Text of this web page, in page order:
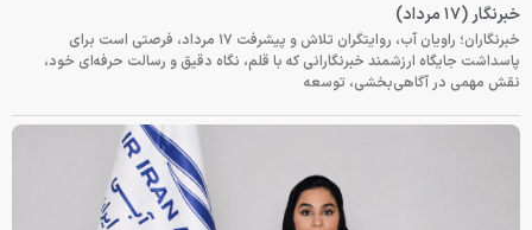
خبرنگار (۱۷ مرداد)
خبرنگاران؛ راویان آب، روایتگران تلاش و پیشرفت ۱۷ مرداد، فرصتی است برای
پاسداشت جایگاه ارزشمند خبرنگارانی که با قلم، نگاه دقیق و رسالت حرفه‌ای خود،
نقش مهمی در آگاهی‌بخشی، توسعه